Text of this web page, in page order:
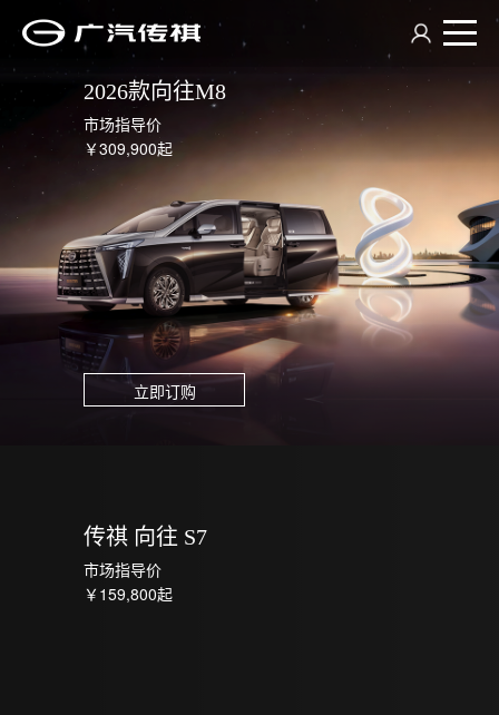
在线看车
经销商查询
祺享家
传祺服务
走进传祺
2026款向往M8
市场指导价
￥309,900起
立即订购
传祺 向往 S7
市场指导价
￥159,800起